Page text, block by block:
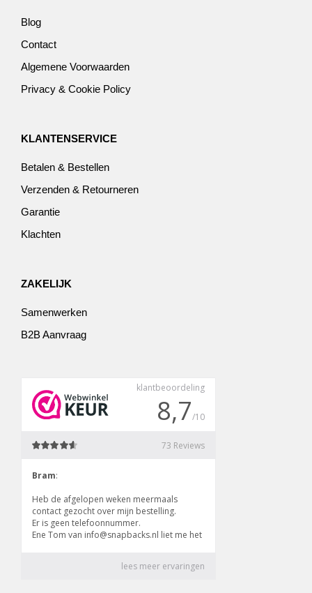
Blog
Contact
Algemene Voorwaarden
Privacy & Cookie Policy
KLANTENSERVICE
Betalen & Bestellen
Verzenden & Retourneren
Garantie
Klachten
ZAKELIJK
Samenwerken
B2B Aanvraag